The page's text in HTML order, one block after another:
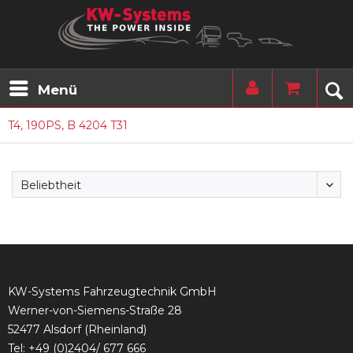
Menü
T4, 190PS, B 4204 T31
KW-Systems Fahrzeugtechnik GmbH
Werner-von-Siemens-Straße 28
52477 Alsdorf (Rheinland)
Tel: +49 (0)2404/ 677 666